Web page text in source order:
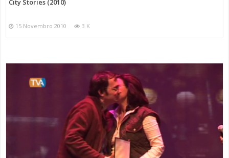
City Stories (2010)
15 Novembro 2010 3 K